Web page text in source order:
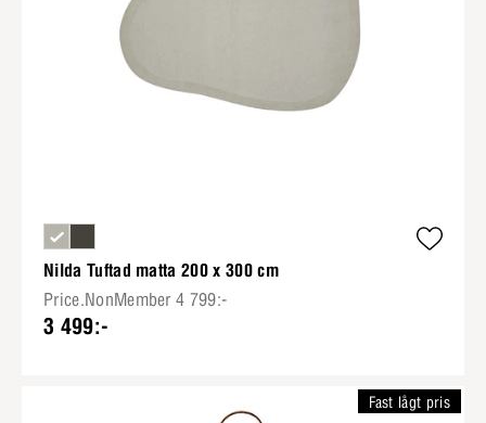
Nilda Tuftad matta 200 x 300 cm
Price.NonMember 4 799:-
3 499:-
Fast lågt pris